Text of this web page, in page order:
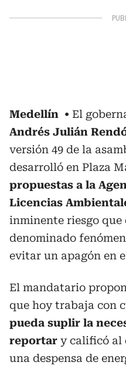
Medellín
El
Andrés Julián
versión 49 de la
desarrolló en Plaza
propuestas a la
Licencias
inminente riesgo que
denominado
evitar un apagón en
El mandatario
que hoy trabaja con
pueda suplir la
reportar y calificó al
una despensa de